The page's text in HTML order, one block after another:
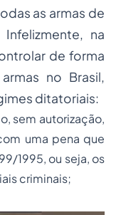
as armas de
na
de forma
no Brasil,
ditatoriais:
sem autorização,
uma pena que
1995, ou seja, os
criminais;